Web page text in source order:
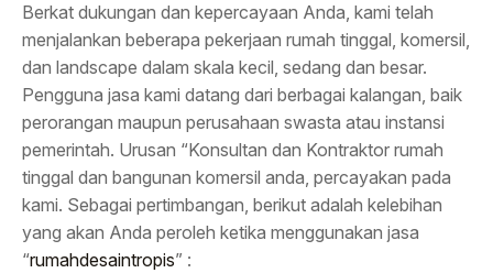
Berkat dukungan dan kepercayaan Anda, kami telah
menjalankan beberapa pekerjaan rumah tinggal, komersil,
dan landscape dalam skala kecil, sedang dan besar.
Pengguna jasa kami datang dari berbagai kalangan, baik
perorangan maupun perusahaan swasta atau instansi
pemerintah. Urusan “Konsultan dan Kontraktor rumah
tinggal dan bangunan komersil anda, percayakan pada
kami. Sebagai pertimbangan, berikut adalah kelebihan
yang akan Anda peroleh ketika menggunakan jasa
“rumahdesaintropis” :